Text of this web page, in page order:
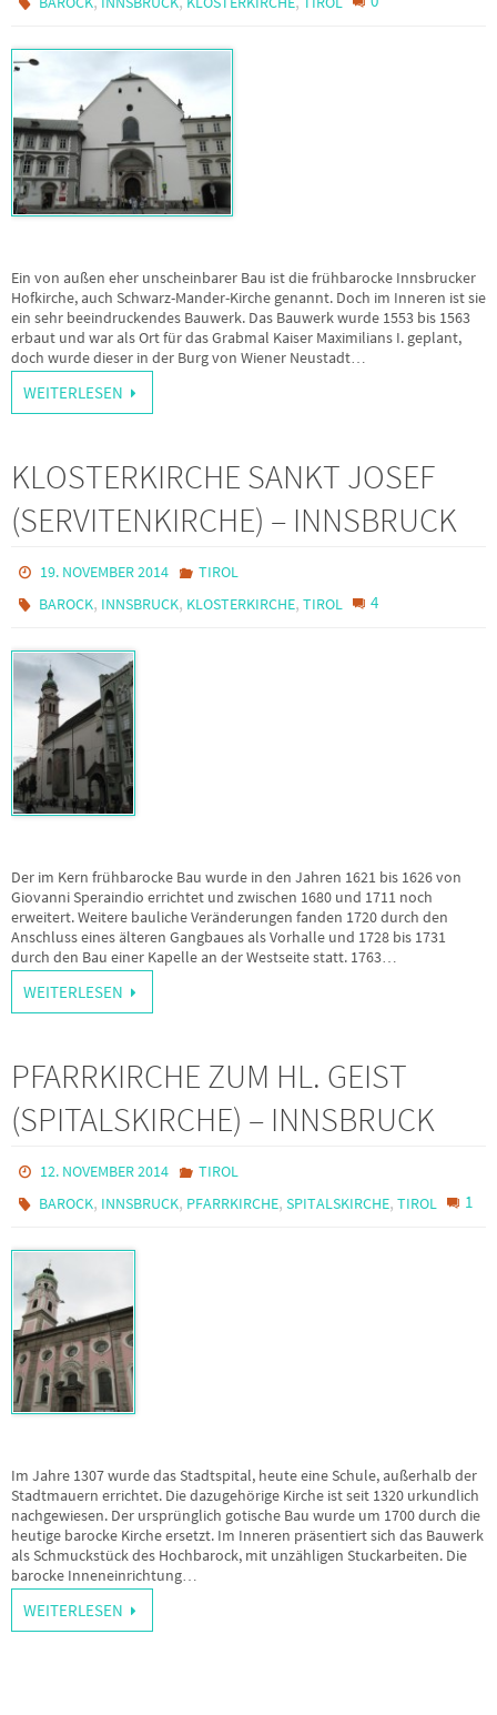
Ein von außen eher unscheinbarer Bau ist die frühbarocke Innsbrucker
Hofkirche, auch Schwarz-Mander-Kirche genannt. Doch im Inneren ist sie
ein sehr beeindruckendes Bauwerk. Das Bauwerk wurde 1553 bis 1563
erbaut und war als Ort für das Grabmal Kaiser Maximilians I. geplant,
doch wurde dieser in der Burg von Wiener Neustadt…
WEITERLESEN
KLOSTERKIRCHE SANKT JOSEF
(SERVITENKIRCHE) – INNSBRUCK
19. NOVEMBER 2014
TIROL
BAROCK, INNSBRUCK, KLOSTERKIRCHE,TIROL 4
Der im Kern frühbarocke Bau wurde in den Jahren 1621 bis 1626 von
Giovanni Speraindio errichtet und zwischen 1680 und 1711 noch
erweitert. Weitere bauliche Veränderungen fanden 1720 durch den
Anschluss eines älteren Gangbaues als Vorhalle und 1728 bis 1731
durch den Bau einer Kapelle an der Westseite statt. 1763…
WEITERLESEN
PFARRKIRCHE ZUM HL. GEIST
(SPITALSKIRCHE) – INNSBRUCK
12. NOVEMBER 2014
TIROL
BAROCK, INNSBRUCK, PFARRKIRCHE,SPITALSKIRCHE,TIROL 1
Im Jahre 1307 wurde das Stadtspital, heute eine Schule, außerhalb der
Stadtmauern errichtet. Die dazugehörige Kirche ist seit 1320 urkundlich
nachgewiesen. Der ursprünglich gotische Bau wurde um 1700 durch die
heutige barocke Kirche ersetzt. Im Inneren präsentiert sich das Bauwerk
als Schmuckstück des Hochbarock, mit unzähligen Stuckarbeiten. Die
barocke Inneneinrichtung…
WEITERLESEN